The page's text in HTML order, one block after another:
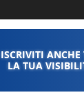
ISCRIVITI
LA TUA